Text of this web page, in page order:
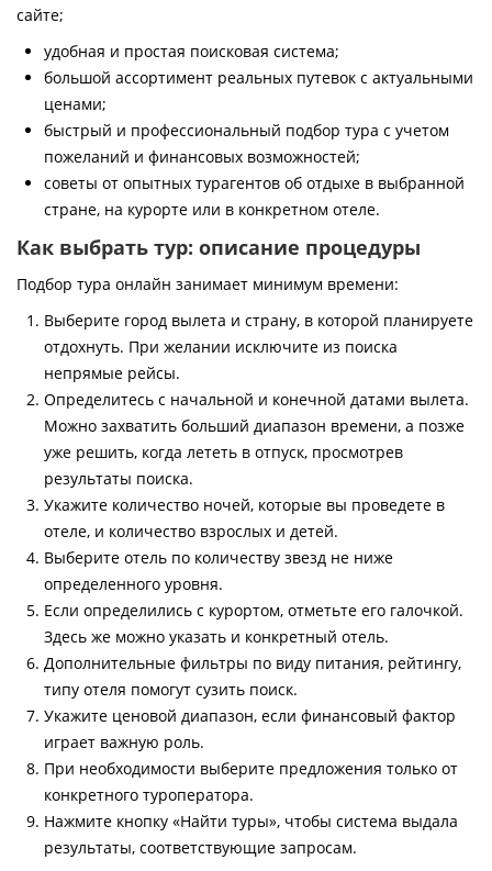
сайте;
удобная и простая поисковая система;
большой ассортимент реальных путевок с актуальными
ценами;
быстрый и профессиональный подбор тура с учетом
пожеланий и финансовых возможностей;
советы от опытных турагентов об отдыхе в выбранной
стране, на курорте или в конкретном отеле.
Как выбрать тур: описание процедуры
Подбор тура онлайн занимает минимум времени:
Выберите город вылета и страну, в которой планируете
отдохнуть. При желании исключите из поиска
непрямые рейсы.
Определитесь с начальной и конечной датами вылета.
Можно захватить больший диапазон времени, а позже
уже решить, когда лететь в отпуск, просмотрев
результаты поиска.
Укажите количество ночей, которые вы проведете в
отеле, и количество взрослых и детей.
Выберите отель по количеству звезд не ниже
определенного уровня.
Если определились с курортом, отметьте его галочкой.
Здесь же можно указать и конкретный отель.
Дополнительные фильтры по виду питания, рейтингу,
типу отеля помогут сузить поиск.
Укажите ценовой диапазон, если финансовый фактор
играет важную роль.
При необходимости выберите предложения только от
конкретного туроператора.
Нажмите кнопку «Найти туры», чтобы система выдала
результаты, соответствующие запросам.